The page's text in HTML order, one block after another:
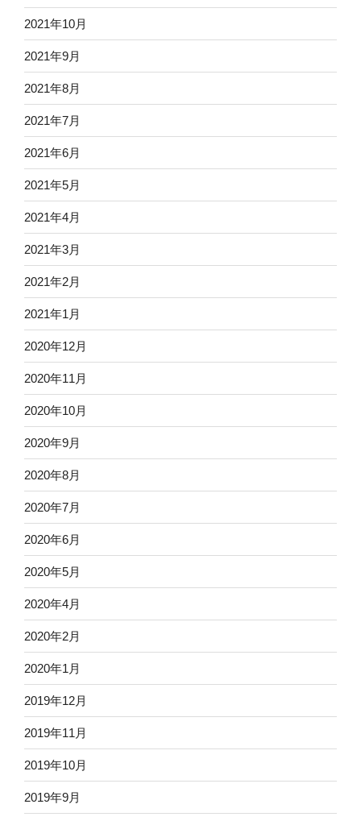
2021年10月
2021年9月
2021年8月
2021年7月
2021年6月
2021年5月
2021年4月
2021年3月
2021年2月
2021年1月
2020年12月
2020年11月
2020年10月
2020年9月
2020年8月
2020年7月
2020年6月
2020年5月
2020年4月
2020年2月
2020年1月
2019年12月
2019年11月
2019年10月
2019年9月